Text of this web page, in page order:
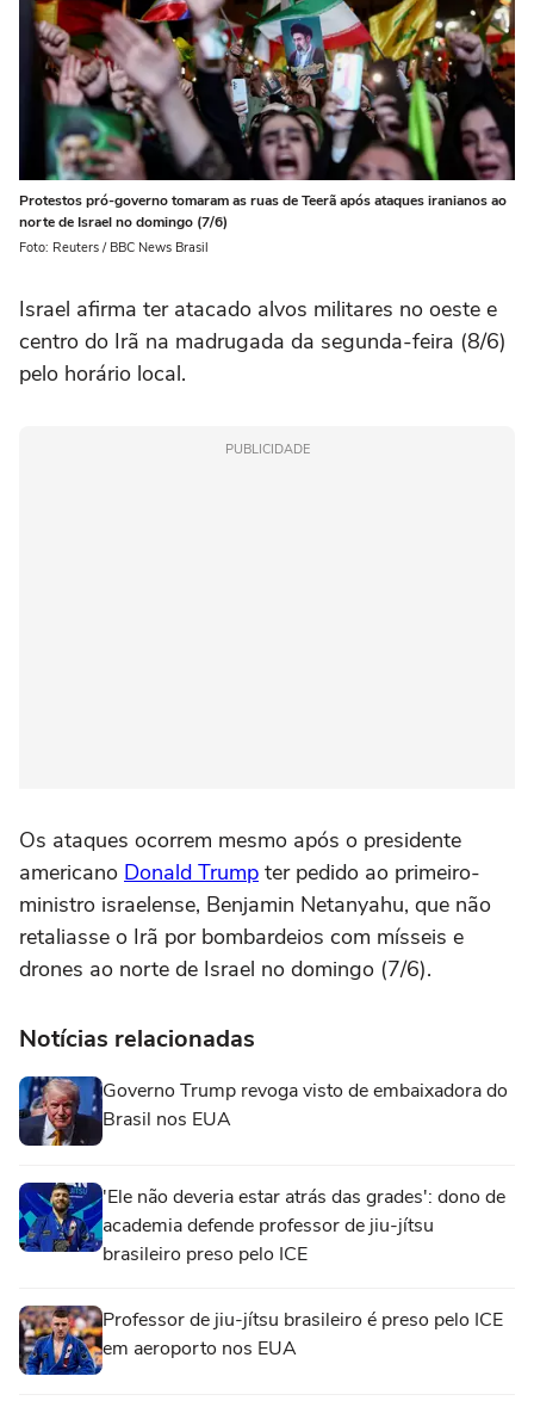
Protestos pró-governo tomaram as ruas de Teerã após ataques iranianos ao
norte de Israel no domingo (7/6)
Foto: Reuters / BBC News Brasil
Israel afirma ter atacado alvos militares no oeste e
centro do Irã na madrugada da segunda-feira (8/6)
pelo horário local.
PUBLICIDADE
Os ataques ocorrem mesmo após o presidente
americano Donald Trump ter pedido ao primeiro-
ministro israelense, Benjamin Netanyahu, que não
retaliasse o Irã por bombardeios com mísseis e
drones ao norte de Israel no domingo (7/6).
Notícias relacionadas
Governo Trump revoga visto de embaixadora do
Brasil nos EUA
'Ele não deveria estar atrás das grades': dono de
academia defende professor de jiu-jítsu
brasileiro preso pelo ICE
Professor de jiu-jítsu brasileiro é preso pelo ICE
em aeroporto nos EUA